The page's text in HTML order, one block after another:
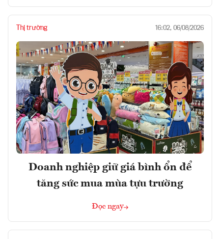
Thị trường 16:02, 06/08/2026
Doanh nghiệp giữ giá bình ổn để
tăng sức mua mùa tựu trường
Đọc ngay